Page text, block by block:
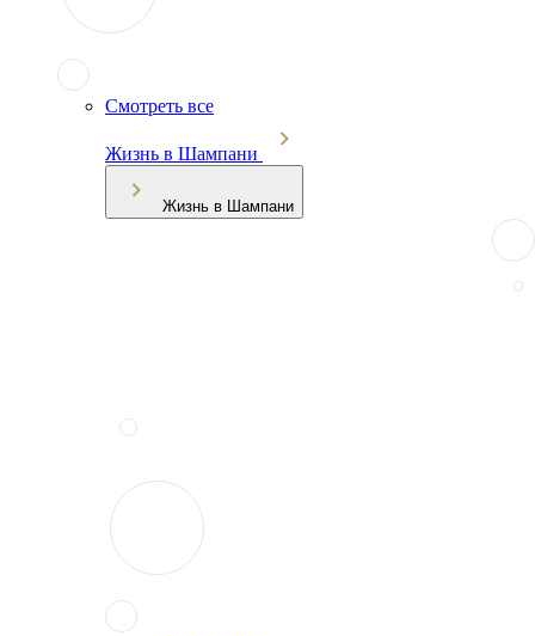
Смотреть все
Жизнь в Шампани
Жизнь в Шампани